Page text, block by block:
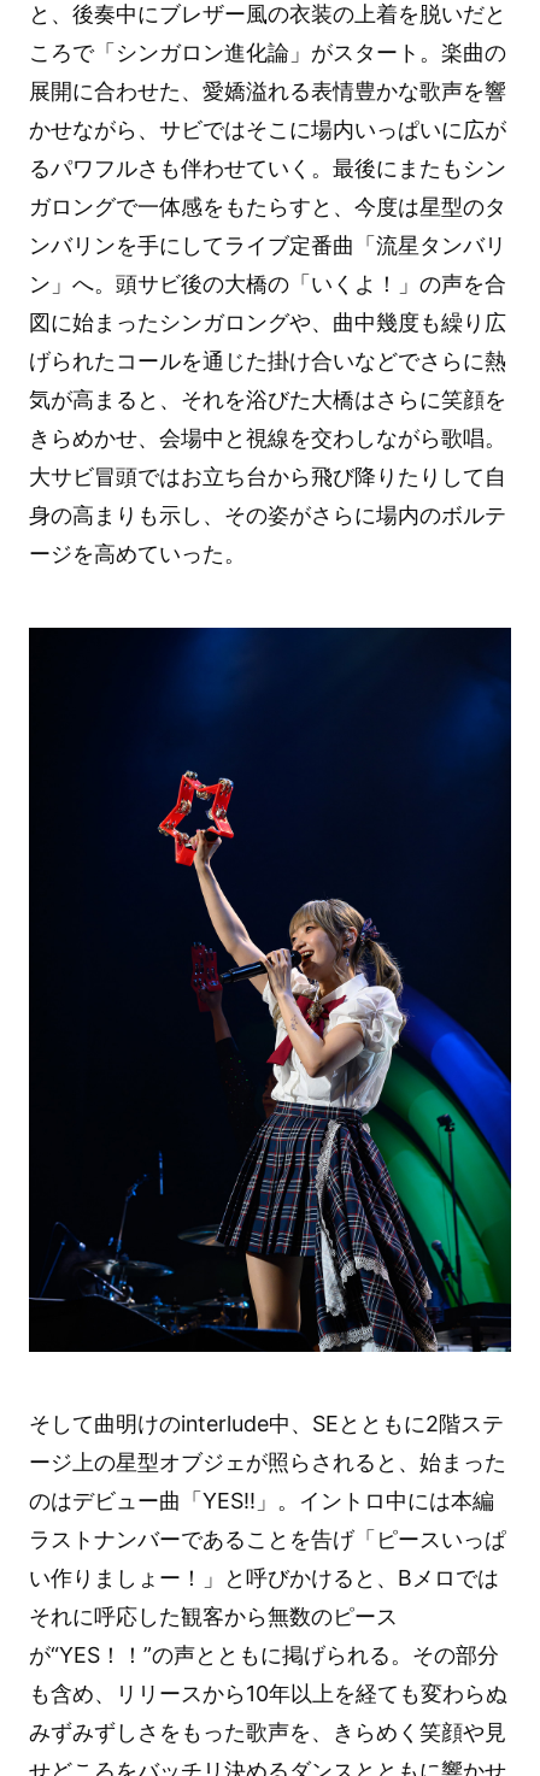
と、後奏中にブレザー風の衣装の上着を脱いだと
ころで「シンガロン進化論」がスタート。楽曲の
展開に合わせた、愛嬌溢れる表情豊かな歌声を響
かせながら、サビではそこに場内いっぱいに広が
るパワフルさも伴わせていく。最後にまたもシン
ガロングで一体感をもたらすと、今度は星型のタ
ンバリンを手にしてライブ定番曲「流星タンバリ
ン」へ。頭サビ後の大橋の「いくよ！」の声を合
図に始まったシンガロングや、曲中幾度も繰り広
げられたコールを通じた掛け合いなどでさらに熱
気が高まると、それを浴びた大橋はさらに笑顔を
きらめかせ、会場中と視線を交わしながら歌唱。
大サビ冒頭ではお立ち台から飛び降りたりして自
身の高まりも示し、その姿がさらに場内のボルテ
ージを高めていった。
そして曲明けのinterlude中、SEとともに2階ステ
ージ上の星型オブジェが照らされると、始まった
のはデビュー曲「YES!!」。イントロ中には本編
ラストナンバーであることを告げ「ピースいっぱ
い作りましょー！」と呼びかけると、Bメロでは
それに呼応した観客から無数のピース
が“YES！！”の声とともに掲げられる。その部分
も含め、リリースから10年以上を経ても変わらぬ
みずみずしさをもった歌声を、きらめく笑顔や見